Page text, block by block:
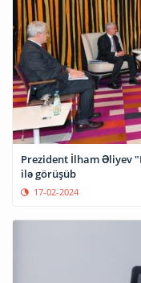
Prezident İlham Əliyev
ilə görüşüb
17-02-2024